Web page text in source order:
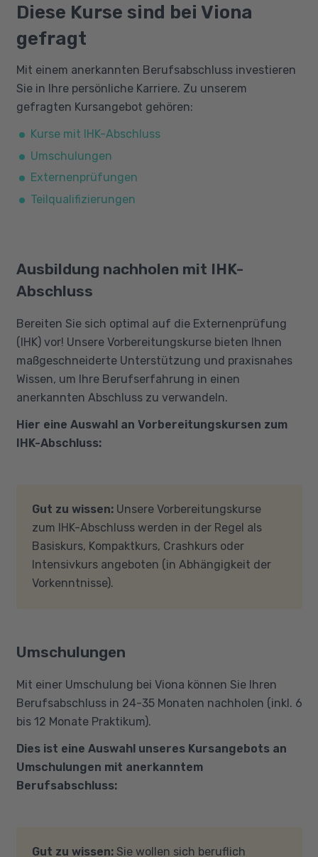
Diese Kurse sind bei Viona
gefragt
Mit einem anerkannten Berufsabschluss investieren
Sie in Ihre persönliche Karriere. Zu unserem
gefragten Kursangebot gehören:
Kurse mit IHK-Abschluss
Umschulungen
Externenprüfungen
Teilqualifizierungen
Ausbildung nachholen mit IHK-
Abschluss
Bereiten Sie sich optimal auf die Externenprüfung
(IHK) vor! Unsere Vorbereitungskurse bieten Ihnen
maßgeschneiderte Unterstützung und praxisnahes
Wissen, um Ihre Berufserfahrung in einen
anerkannten Abschluss zu verwandeln.
Hier eine Auswahl an Vorbereitungskursen zum
IHK-Abschluss:
Gut zu wissen: Unsere Vorbereitungskurse
zum IHK-Abschluss werden in der Regel als
Basiskurs, Kompaktkurs, Crashkurs oder
Intensivkurs angeboten (in Abhängigkeit der
Vorkenntnisse).
Umschulungen
Mit einer Umschulung bei Viona können Sie Ihren
Berufsabschluss in 24-35 Monaten nachholen (inkl. 6
bis 12 Monate Praktikum).
Dies ist eine Auswahl unseres Kursangebots an
Umschulungen mit anerkanntem
Berufsabschluss:
Gut zu wissen: Sie wollen sich beruflich